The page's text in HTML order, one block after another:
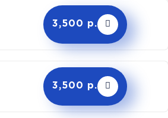
3,500 р.
3,500 р.